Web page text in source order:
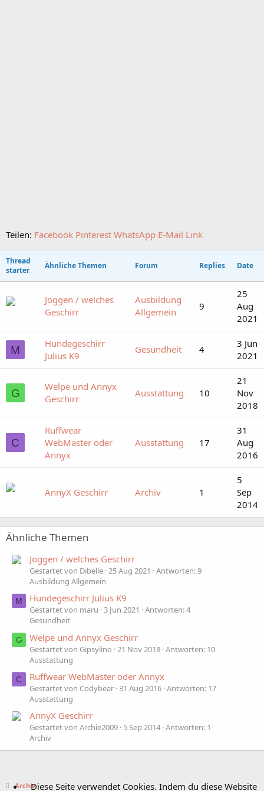
Teilen: Facebook Pinterest WhatsApp E-Mail Link
Thread
starter
Ähnliche Themen Forum Replies Date
Joggen / welches
Geschirr
Ausbildung
Allgemein
9
25
Aug
2021
M
Hundegeschirr
Julius K9
Gesundheit 4
3 Jun
2021
G
Welpe und Annyx
Geschirr
Ausstattung 10
21
Nov
2018
C
Ruffwear
WebMaster oder
Annyx
Ausstattung 17
31
Aug
2016
AnnyX Geschirr Archiv 1
5
Sep
2014
Ähnliche Themen
Joggen / welches Geschirr
Gestartet von Dibelle 25 Aug 2021
Antworten: 9
Ausbildung Allgemein
M Hundegeschirr Julius K9
Gestartet von maru 3 Jun 2021
Antworten: 4
Gesundheit
G Welpe und Annyx Geschirr
Gestartet von Gipsylino 21 Nov 2018 Antworten: 10
Ausstattung
C Ruffwear WebMaster oder Annyx
Gestartet von Codybear 31 Aug 2016 Antworten: 17
Ausstattung
AnnyX Geschirr
Gestartet von Archie2009 5 Sep 2014 Antworten: 1
Archiv
ArchivDiese Seite verwendet Cookies. Indem du diese Website